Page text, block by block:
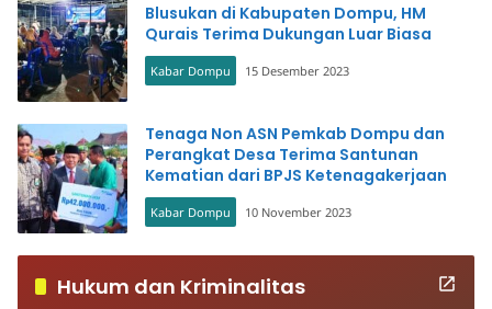
Blusukan di Kabupaten Dompu, HM
Qurais Terima Dukungan Luar Biasa
Kabar Dompu 15 Desember 2023
Tenaga Non ASN Pemkab Dompu dan
Perangkat Desa Terima Santunan
Kematian dari BPJS Ketenagakerjaan
Kabar Dompu 10 November 2023
Hukum dan Kriminalitas